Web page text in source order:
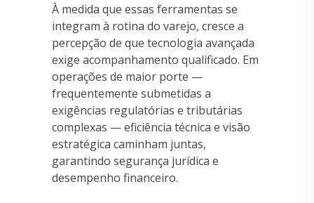
À medida que essas ferramentas se
integram à rotina do varejo, cresce a
percepção de que tecnologia avançada
exige acompanhamento qualificado. Em
operações de maior porte —
frequentemente submetidas a
exigências regulatórias e tributárias
complexas — eficiência técnica e visão
estratégica caminham juntas,
garantindo segurança jurídica e
desempenho financeiro.